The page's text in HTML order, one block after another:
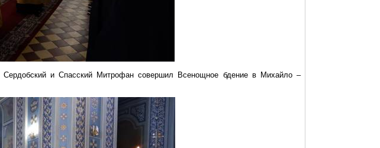
Сердобскийи Спасский Митрофан совершил Всенощное бдение в Михайло –